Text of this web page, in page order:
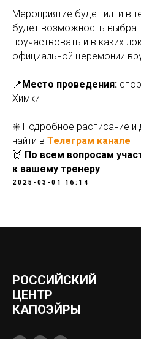
Мероприятие будет идти в
будет возможность
поучаствовать и в каких
официальной церемонии
📍Место проведения:
Химки
✳️ Подробное расписание
найти в Телеграм канале
🙌 По всем вопросам
к вашему тренеру
2025-03-01 16:14
РОССИЙСКИЙ
ЦЕНТР
КАПОЭЙРЫ